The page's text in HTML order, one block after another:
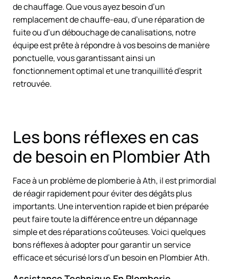
de chauffage. Que vous ayez besoin d’un
remplacement de chauffe-eau, d’une réparation de
fuite ou d’un débouchage de canalisations, notre
équipe est prête à répondre à vos besoins de manière
ponctuelle, vous garantissant ainsi un
fonctionnement optimal et une tranquillité d’esprit
retrouvée.
Les bons réflexes en cas
de besoin en Plombier Ath
Face à un problème de plomberie à Ath, il est primordial
de réagir rapidement pour éviter des dégâts plus
importants. Une intervention rapide et bien préparée
peut faire toute la différence entre un dépannage
simple et des réparations coûteuses. Voici quelques
bons réflexes à adopter pour garantir un service
efficace et sécurisé lors d’un besoin en Plombier Ath.